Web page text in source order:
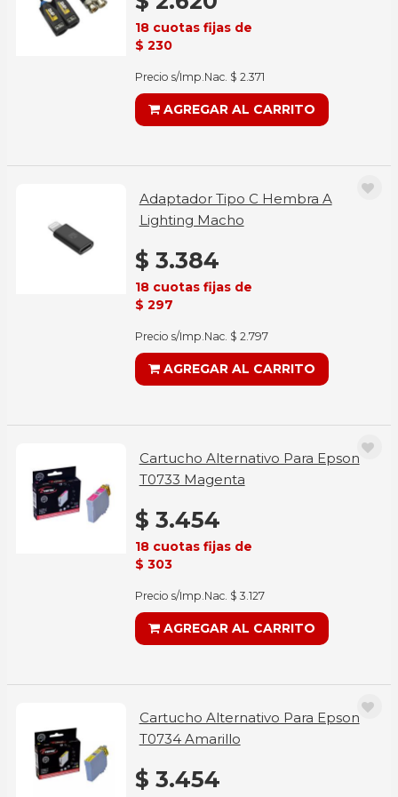
18 cuotas fijas de
$ 230
Precio s/Imp.Nac. $ 2.371
AGREGAR AL CARRITO
Adaptador Tipo C Hembra A
Lighting Macho
$ 3.384
18 cuotas fijas de
$ 297
Precio s/Imp.Nac. $ 2.797
AGREGAR AL CARRITO
Cartucho Alternativo Para Epson
T0733 Magenta
$ 3.454
18 cuotas fijas de
$ 303
Precio s/Imp.Nac. $ 3.127
AGREGAR AL CARRITO
Cartucho Alternativo Para Epson
T0734 Amarillo
$ 3.454